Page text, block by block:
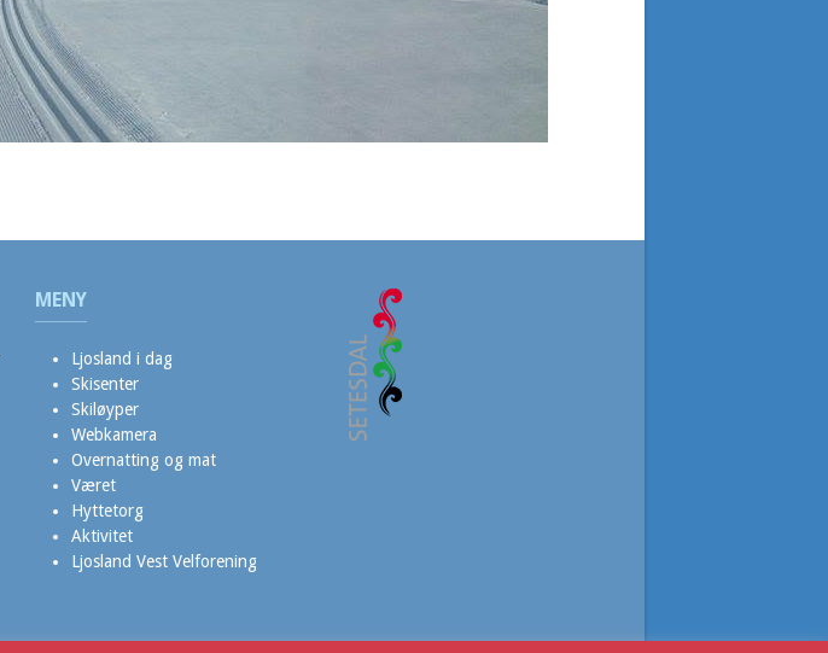
MENY
Ljosland i dag
Skisenter
Skiløyper
Webkamera
Overnatting og mat
Været
Hyttetorg
Aktivitet
Ljosland Vest Velforening